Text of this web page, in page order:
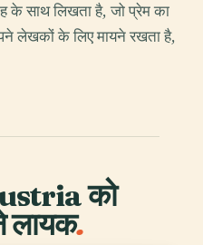
के साथ लिखता है, जो प्रेम का
लेखकों के लिए मायने रखता है,
को
लायक.